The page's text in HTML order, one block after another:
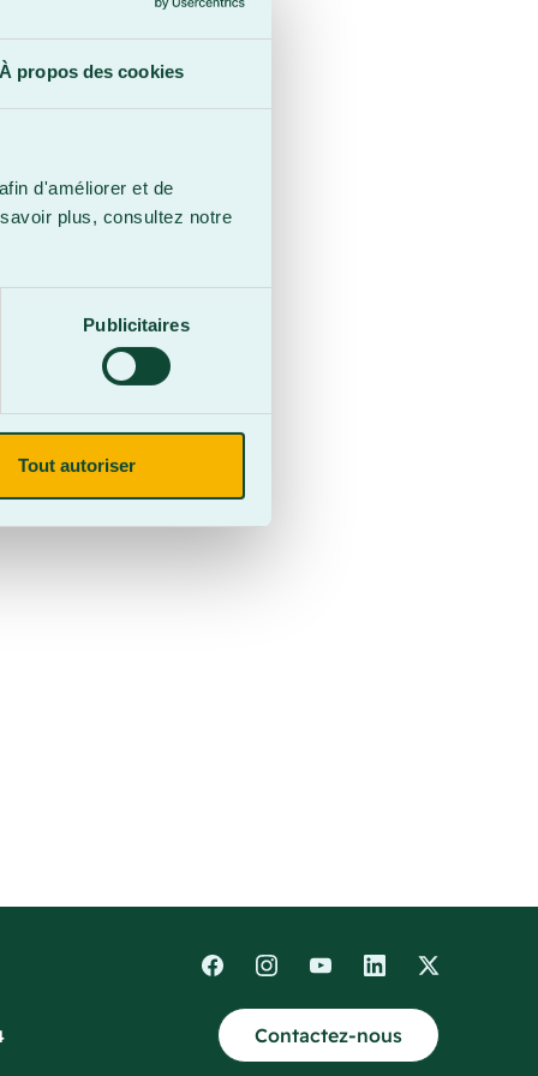
À propos des cookies
d'améliorer et de
plus, consultez notre
Publicitaires
Tout autoriser
Contactez-nous